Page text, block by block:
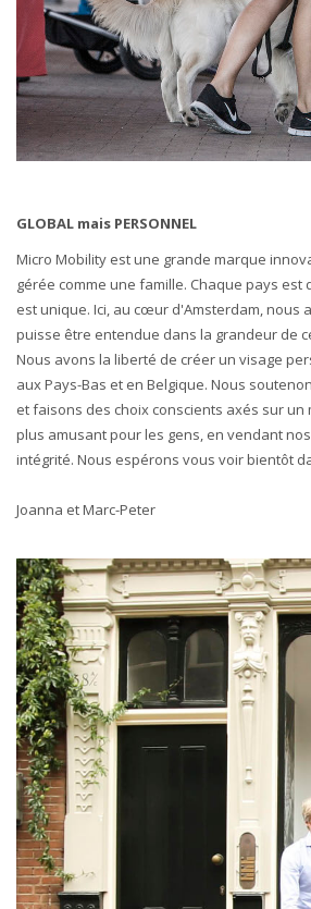
GLOBAL mais PERSONNEL
Micro Mobility est une grande marque
gérée comme une famille. Chaque pays est
est unique. Ici, au cœur d'Amsterdam, nous
puisse être entendue dans la grandeur de
Nous avons la liberté de créer un visage
aux Pays-Bas et en Belgique. Nous
et faisons des choix conscients axés sur un
plus amusant pour les gens, en vendant
intégrité. Nous espérons vous voir bientôt
Joanna et Marc-Peter